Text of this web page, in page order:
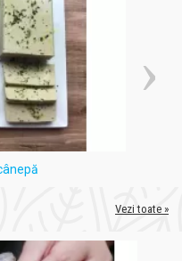
si echilibrat si un mod de
sau care alăptează.
- AROM SCIENCE
gură câteva minute: dacă
Vezi toate »